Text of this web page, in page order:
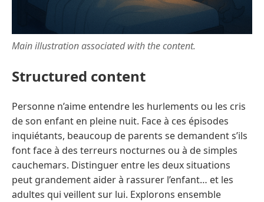
Main illustration associated with the content.
Structured content
Personne n’aime entendre les hurlements ou les cris
de son enfant en pleine nuit. Face à ces épisodes
inquiétants, beaucoup de parents se demandent s’ils
font face à des terreurs nocturnes ou à de simples
cauchemars. Distinguer entre les deux situations
peut grandement aider à rassurer l’enfant… et les
adultes qui veillent sur lui. Explorons ensemble